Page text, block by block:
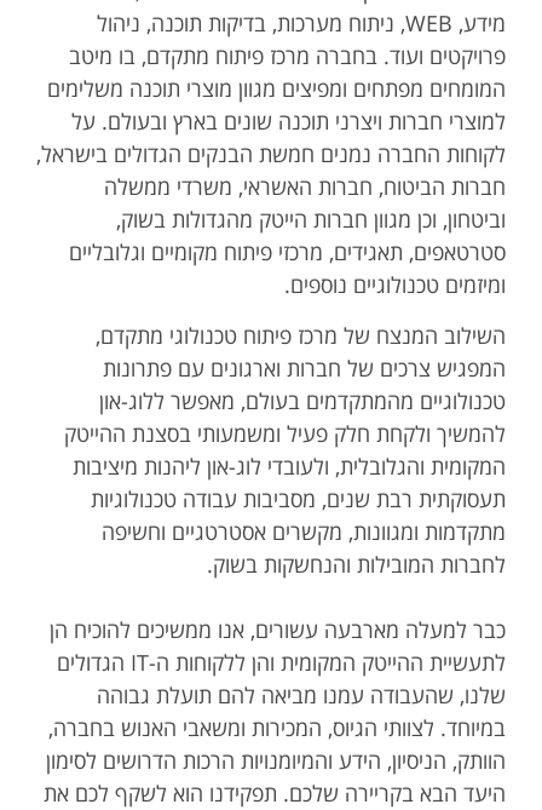
מידע, WEB, ניתוח מערכות, בדיקות תוכנה, ניהול
פרויקטים ועוד. בחברה מרכז פיתוח מתקדם, בו מיטב
המומחים מפתחים ומפיצים מגוון מוצרי תוכנה משלימים
למוצרי חברות ויצרני תוכנה שונים בארץ ובעולם. על
לקוחות החברה נמנים חמשת הבנקים הגדולים בישראל,
חברות הביטוח, חברות האשראי, משרדי ממשלה
וביטחון, וכן מגוון חברות הייטק מהגדולות בשוק,
סטרטאפים, תאגידים, מרכזי פיתוח מקומיים וגלובליים
ומיזמים טכנולוגיים נוספים.
השילוב המנצח של מרכז פיתוח טכנולוגי מתקדם,
המפגיש צרכים של חברות וארגונים עם פתרונות
טכנולוגיים מהמתקדמים בעולם, מאפשר ללוג-און
להמשיך ולקחת חלק פעיל ומשמעותי בסצנת ההייטק
המקומית והגלובלית, ולעובדי לוג-און ליהנות מיציבות
תעסוקתית רבת שנים, מסביבות עבודה טכנולוגיות
מתקדמות ומגוונות, מקשרים אסטרטגיים וחשיפה
לחברות המובילות והנחשקות בשוק.
כבר למעלה מארבעה עשורים, אנו ממשיכים להוכיח הן
לתעשיית ההייטק המקומית והן ללקוחות ה-IT הגדולים
שלנו, שהעבודה עמנו מביאה להם תועלת גבוהה
במיוחד. לצוותי הגיוס, המכירות ומשאבי האנוש בחברה,
הוותק, הניסיון, הידע והמיומנויות הרכות הדרושים לסימון
היעד הבא בקריירה שלכם. תפקידנו הוא לשקף לכם את